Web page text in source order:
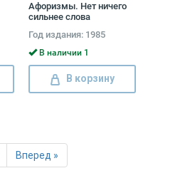
Афоризмы. Нет ничего
сильнее слова
Год издания: 1985
В наличии 1
В корзину
Вперед »